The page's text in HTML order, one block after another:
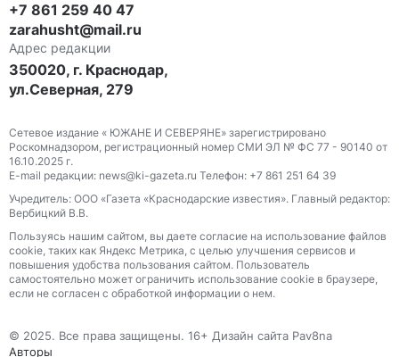
+7 861 259 40 47
zarahusht@mail.ru
Адрес редакции
350020, г. Краснодар,
ул.Северная, 279
Сетевое издание « ЮЖАНЕ И СЕВЕРЯНЕ» зарегистрировано
Роскомнадзором, регистрационный номер СМИ ЭЛ № ФС 77 - 90140 от
16.10.2025 г.
E-mail редакции: news@ki-gazeta.ru Телефон: +7 861 251 64 39
Учредитель: ООО «Газета «Краснодарские известия». Главный редактор:
Вербицкий В.В.
Пользуясь нашим сайтом, вы даете согласие на использование файлов
сооkіе, таких как Яндекс Метрика, с целью улучшения сервисов и
повышения удобства пользования сайтом. Пользователь
самостоятельно может ограничить использование сооkіе в браузере,
если не согласен с обработкой информации о нем.
© 2025. Все права защищены. 16+ Дизайн сайта Pav8na
Авторы